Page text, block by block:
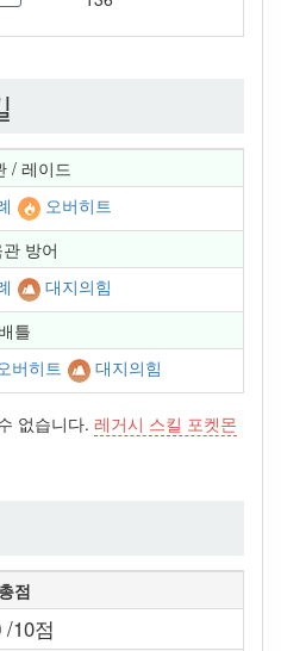
/ 레이드
오버히트
방어
대지의힘
틀
버히트 대지의힘
없습니다. 레거시 스킬 포켓몬
총점
/10점